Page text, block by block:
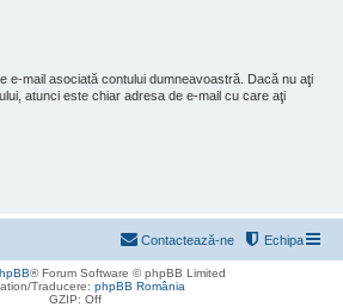
e-mail asociată contului dumneavoastră. Dacă nu aţi
atunci este chiar adresa de e-mail cu care aţi
Echipa
Contactează-ne
® Forum Software © phpBB Limited
Traducere: phpBB România
GZIP: Off